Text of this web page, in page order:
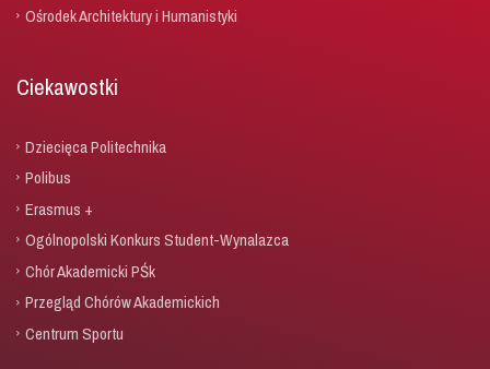
Ośrodek Architektury i Humanistyki
Ciekawostki
Dziecięca Politechnika
Polibus
Erasmus +
Ogólnopolski Konkurs Student-Wynalazca
Chór Akademicki PŚk
Przegląd Chórów Akademickich
Centrum Sportu